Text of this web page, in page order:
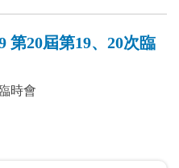
第20屆第19、20次臨
時會